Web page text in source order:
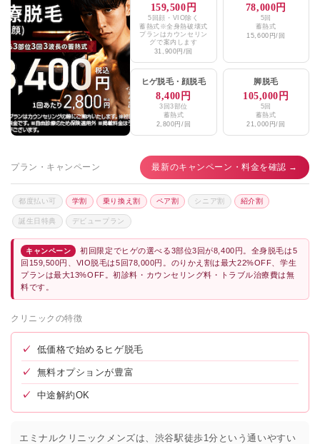
159,500円
5回顔・VIO除く
蓄熱式※全身熱破壊式
プランはカウンセリン
グで案内します
31,900円/回
78,000円
5回
蓄熱式
15,600円/回
ヒゲ脱毛・ 顔脱毛
8,400円
3回3部位
蓄熱式
2,800円/回
脚脱毛
105,000円
5回
蓄熱式
21,000円/回
プラン・キャンペーン 最新のキャンペーン・料金を確認 →
都度払い可 学割 乗り換え割 ペア割 シニア割 紹介割
誕生日特典 デビュープラン
キャンペーン
初回限定でヒゲの選べる3部位3回が8,400円。全身脱毛は5
回159,500円、VIO脱毛は5回78,000円。のりかえ割は最大22%OFF、学生
プランは最大13%OFF。初診料・カウンセリング料・トラブル治療費は無
料です。
クリニックの特徴
✓ 低価格で始めるヒゲ脱毛
✓ 無料オプションが豊富
✓ 中途解約OK
エミナルクリニックメンズは、渋谷駅徒歩1分という通いやすい